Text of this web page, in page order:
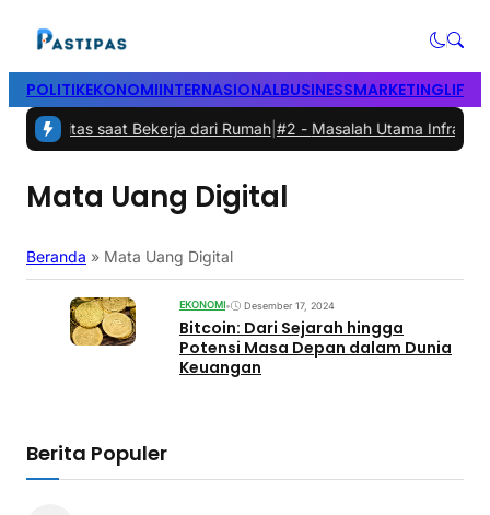
POLITIKEKONOMIINTERNASIONALBUSINESSMARKETING
saat Bekerja dari Rumah|#2 -Masalah Utama
Mata Uang Digital
Beranda » Mata Uang Digital
EKONOMI• Desember 17, 2024
Bitcoin: Dari Sejarah hingga
Potensi Masa Depan dalam Dunia
Keuangan
Berita Populer